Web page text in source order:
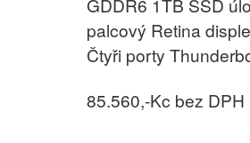
GDDR6 1TB SSD
palcový Retina
Čtyři porty
85.560,-Kc bez DPH